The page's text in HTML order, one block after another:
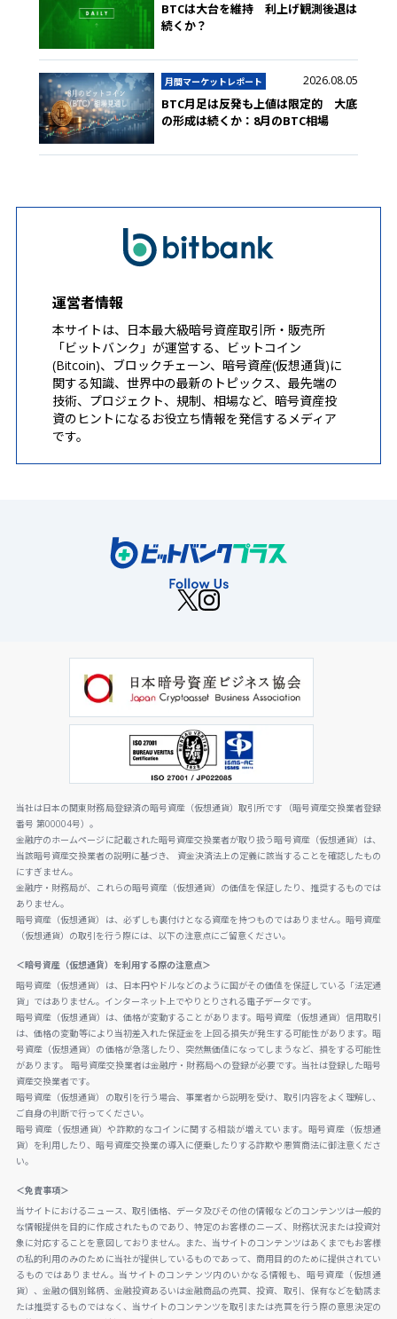
BTCは大台を維持 利上げ観測後退は
続くか？
月間マーケットレポート 2026.08.05
BTC月足は反発も上値は限定的 大底
の形成は続くか：8月のBTC相場
運営者情報
本サイトは、日本最大級暗号資産取引所・販売所
「ビットバンク」が運営する、ビットコイン
(Bitcoin)、ブロックチェーン、暗号資産(仮想通貨)に
関する知識、世界中の最新のトピックス、最先端の
技術、プロジェクト、規制、相場など、暗号資産投
資のヒントになるお役立ち情報を発信するメディア
です。
当社は日本の関東財務局登録済の暗号資産（仮想通貨）取引所です（暗号資産交換業者登録
番号 第00004号）。
金融庁のホームページに記載された暗号資産交換業者が取り扱う暗号資産（仮想通貨）は、
当該暗号資産交換業者の説明に基づき、 資金決済法上の定義に該当することを確認したもの
にすぎません。
金融庁・財務局が、これらの暗号資産（仮想通貨）の価値を保証したり、推奨するものでは
ありません。
暗号資産（仮想通貨）は、必ずしも裏付けとなる資産を持つものではありません。暗号資産
（仮想通貨）の取引を行う際には、以下の注意点にご留意ください。
＜暗号資産（仮想通貨）を利用する際の注意点＞
暗号資産（仮想通貨）は、日本円やドルなどのように国がその価値を保証している「法定通
貨」ではありません。インターネット上でやりとりされる電子データです。
暗号資産（仮想通貨）は、価格が変動することがあります。暗号資産（仮想通貨）信用取引
は、価格の変動等により当初差入れた保証金を上回る損失が発生する可能性があります。暗
号資産（仮想通貨）の価格が急落したり、突然無価値になってしまうなど、損をする可能性
があります。 暗号資産交換業者は金融庁・財務局への登録が必要です。当社は登録した暗号
資産交換業者です。
暗号資産（仮想通貨）の取引を行う場合、事業者から説明を受け、取引内容をよく理解し、
ご自身の判断で行ってください。
暗号資産（仮想通貨）や詐欺的なコインに関する相談が増えています。暗号資産（仮想通
貨）を利用したり、暗号資産交換業の導入に便乗したりする詐欺や悪質商法に御注意くださ
い。
＜免責事項＞
当サイトにおけるニュース、取引価格、データ及びその他の情報などのコンテンツは一般的
な情報提供を目的に作成されたものであり、特定のお客様のニーズ、財務状況または投資対
象に対応することを意図しておりません。また、当サイトのコンテンツはあくまでもお客様
の私的利用のみのために当社が提供しているものであって、商用目的のために提供されてい
るものではありません。当サイトのコンテンツ内のいかなる情報も、暗号資産（仮想通
貨）、金融の個別銘柄、金融投資あるいは金融商品の売買、投資、取引、保有などを勧誘ま
たは推奨するものではなく、当サイトのコンテンツを取引または売買を行う際の意思決定の